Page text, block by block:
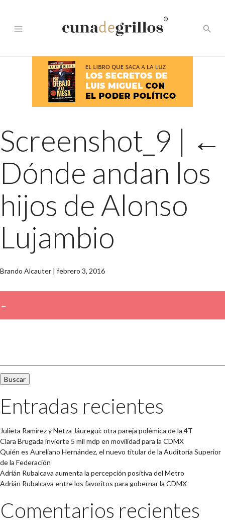
menu
®
search
Screenshot_9 | ←
Dónde andan los
hijos de Alonso
Lujambio
Brando Alcauter | febrero 3, 2016
←
Entradas recientes
Julieta Ramírez y Netza Jáuregui: otra pareja polémica de la 4T
Clara Brugada invierte 5 mil mdp en movilidad para la CDMX
Quién es Aureliano Hernández, el nuevo titular de la Auditoría Superior
de la Federación
Adrián Rubalcava aumenta la percepción positiva del Metro
Adrián Rubalcava entre los favoritos para gobernar la CDMX
Comentarios recientes